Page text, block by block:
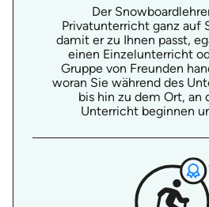
Der
Privatunterricht ganz auf
damit er zu Ihnen passt,
einen Einzelunterricht
Gruppe von Freunden
woran Sie während des
bis hin zu dem Ort, an
Unterricht beginnen